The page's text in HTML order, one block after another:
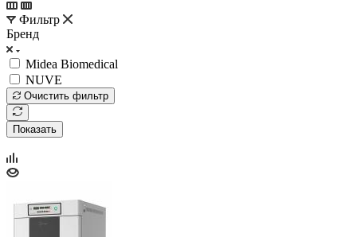
Фильтр
Бренд
Midea Biomedical
NUVE
Очистить фильтр
Показать